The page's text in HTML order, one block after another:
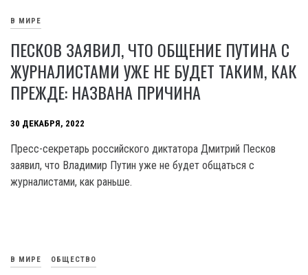
В МИРЕ
ПЕСКОВ ЗАЯВИЛ, ЧТО ОБЩЕНИЕ ПУТИНА С
ЖУРНАЛИСТАМИ УЖЕ НЕ БУДЕТ ТАКИМ, КАК
ПРЕЖДЕ: НАЗВАНА ПРИЧИНА
30 ДЕКАБРЯ, 2022
Пресс-секретарь российского диктатора Дмитрий Песков
заявил, что Владимир Путин уже не будет общаться с
журналистами, как раньше.
В МИРЕ ОБЩЕСТВО